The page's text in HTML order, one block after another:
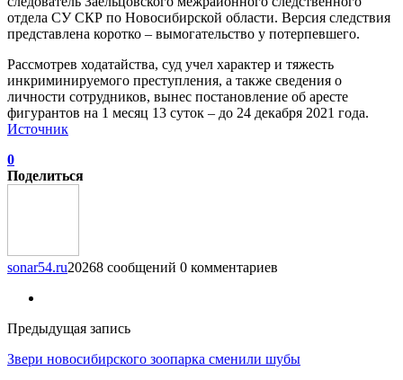
отдела СУ СКР по Новосибирской области. Версия следствия
представлена коротко – вымогательство у потерпевшего.
Рассмотрев ходатайства, суд учел характер и тяжесть
инкриминируемого преступления, а также сведения о
личности сотрудников, вынес постановление об аресте
фигурантов на 1 месяц 13 суток – до 24 декабря 2021 года.
Источник
0
Поделиться
sonar54.ru20268 сообщений 0 комментариев
Предыдущая запись
Звери новосибирского зоопарка сменили шубы